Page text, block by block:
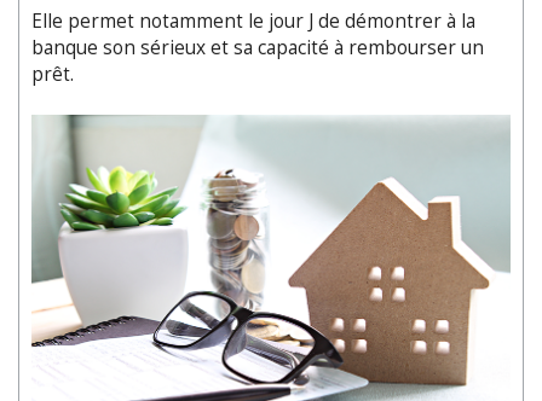
Elle permet notamment le jour J de démontrer à la
banque son sérieux et sa capacité à rembourser un
prêt.